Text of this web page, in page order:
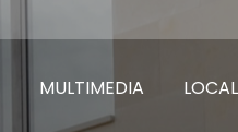
MULTIMEDIA